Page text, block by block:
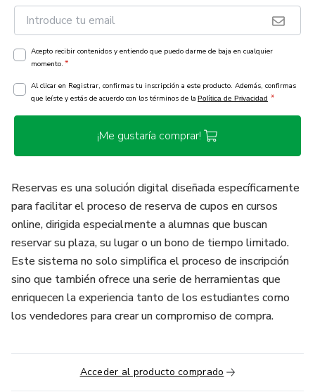
Acepto recibir contenidos y entiendo que puedo darme de baja en cualquier
momento. *
Al clicar en Registrar, confirmas tu inscripción a este producto. Además, confirmas
que leíste y estás de acuerdo con los términos de la Política de Privacidad *
¡Me gustaría comprar!
Reservas es una solución digital diseñada específicamente
para facilitar el proceso de reserva de cupos en cursos
online, dirigida especialmente a alumnas que buscan
reservar su plaza, su lugar o un bono de tiempo limitado.
Este sistema no solo simplifica el proceso de inscripción
sino que también ofrece una serie de herramientas que
enriquecen la experiencia tanto de los estudiantes como
los vendedores para crear un compromiso de compra.
Acceder al producto comprado